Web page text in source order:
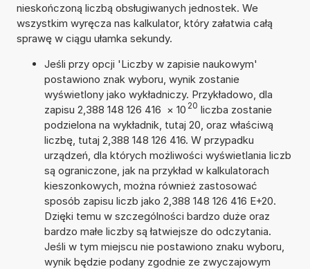
nieskończoną liczbą obsługiwanych jednostek. We
wszystkim wyręcza nas kalkulator, który załatwia całą
sprawę w ciągu ułamka sekundy.
Jeśli przy opcji 'Liczby w zapisie naukowym'
postawiono znak wyboru, wynik zostanie
wyświetlony jako wykładniczy. Przykładowo, dla
zapisu 2,388 148 126 416 × 10 20 liczba zostanie
podzielona na wykładnik, tutaj 20, oraz właściwą
liczbę, tutaj 2,388 148 126 416. W przypadku
urządzeń, dla których możliwości wyświetlania liczb
są ograniczone, jak na przykład w kalkulatorach
kieszonkowych, można również zastosować
sposób zapisu liczb jako 2,388 148 126 416 E+20.
Dzięki temu w szczególności bardzo duże oraz
bardzo małe liczby są łatwiejsze do odczytania.
Jeśli w tym miejscu nie postawiono znaku wyboru,
wynik będzie podany zgodnie ze zwyczajowym